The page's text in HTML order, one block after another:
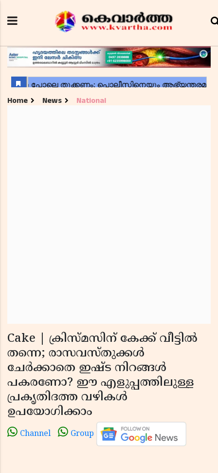
Home News National
Cake | ക്രിസ്മസിന് കേക്ക് വീട്ടില്‍
തന്നെ; രാസവസ്തുക്കൾ
ചേർക്കാതെ ഇഷ്ട നിറങ്ങൾ
പകരണോ? ഈ എളുപ്പത്തിലുള്ള
പ്രകൃതിദത്ത വഴികൾ
ഉപയോഗിക്കാം
Channel Group